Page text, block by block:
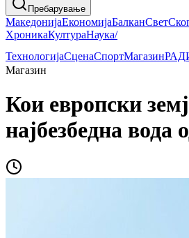
Пребарување
МакедонијаЕкономијаБалканСвет
ХроникаКултураНаука/
ТехнологијаСценаСпортМагазин
Магазин
Кои европски
најбезбедна вода